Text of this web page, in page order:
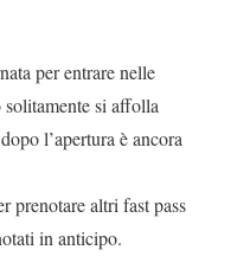
per entrare nelle
si affolla
l’apertura è ancora
prenotare altri fast pass
in anticipo.